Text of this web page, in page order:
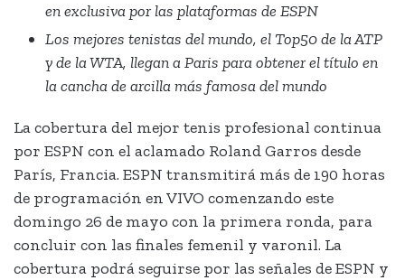
en exclusiva por las plataformas de ESPN
Los mejores tenistas del mundo, el Top50 de la ATP
y de la WTA, llegan a Paris para obtener el título en
la cancha de arcilla más famosa del mundo
La cobertura del mejor tenis profesional continua
por ESPN con el aclamado Roland Garros desde
París, Francia. ESPN transmitirá más de 190 horas
de programación en VIVO comenzando este
domingo 26 de mayo con la primera ronda, para
concluir con las finales femenil y varonil. La
cobertura podrá seguirse por las señales de ESPN y